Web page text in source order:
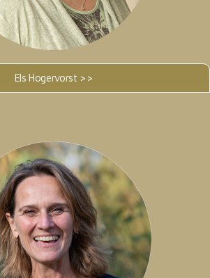
Els Hogervorst >>